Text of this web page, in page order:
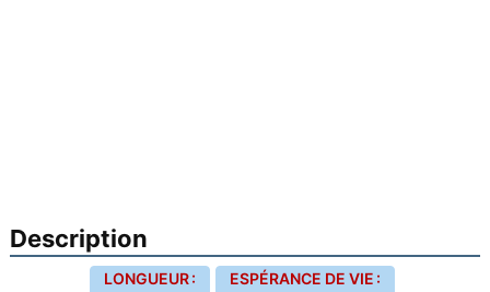
Description
LONGUEUR :
ESPÉRANCE DE VIE :